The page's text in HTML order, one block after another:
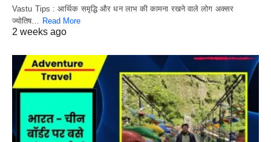
Vastu Tips : आर्थिक समृद्धि और धन लाभ की कामना रखने वाले लोग अक्सर
ज्योतिष… Read More
2 weeks ago